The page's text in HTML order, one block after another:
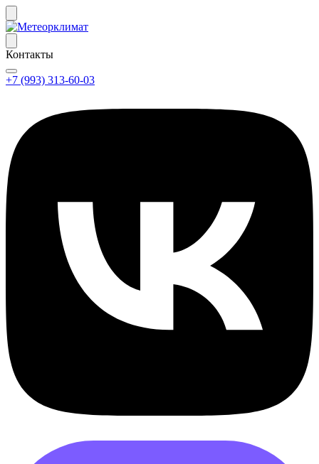
Контакты
+7 (993) 313-60-03